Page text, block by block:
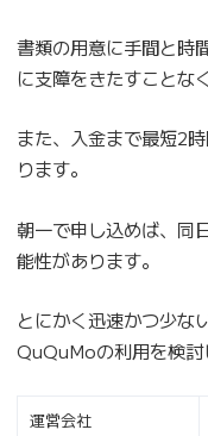
書類の用意に手間と時
に支障をきたすことな
また、入金まで最短2
ります。
朝一で申し込めば、同
能性があります。
とにかく迅速かつ少な
QuQuMoの利用を検討
運営会社